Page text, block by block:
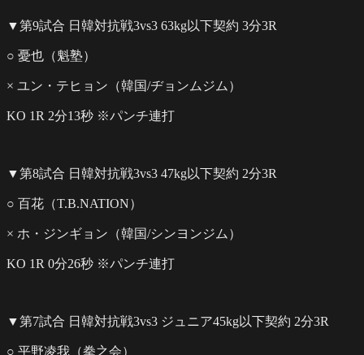
▼第9試合 日韓対抗戦3vs3 63kg以下契約 3分3R
○ 憂也（魁塾）
× ユン・テヒョン（韓国/ヂョンムジム）
KO 1R 2分13秒 ※パンチ連打
▼第8試合 日韓対抗戦3vs3 47kg以下契約 2分3R
○ 百花（T.B.NATION）
× ホ・ジンギョン（韓国/シンヨンジム）
KO 1R 0分26秒 ※パンチ連打
▼第7試合 日韓対抗戦3vs3 ジュニア45kg以下契約 2分3R
○ 平野凌我（拳之会）